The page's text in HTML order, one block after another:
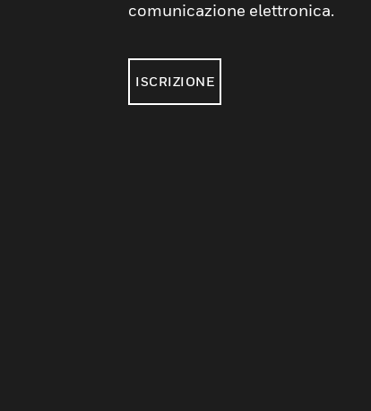
comunicazione elettronica.
ISCRIZIONE